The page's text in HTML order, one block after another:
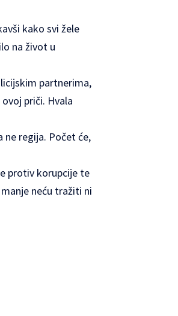
kako svi žele
na život u
partnerima,
priči. Hvala
ne regija. Počet će,
protiv korupcije te
neću tražiti ni